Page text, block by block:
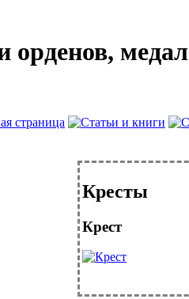
Кресты
Крест